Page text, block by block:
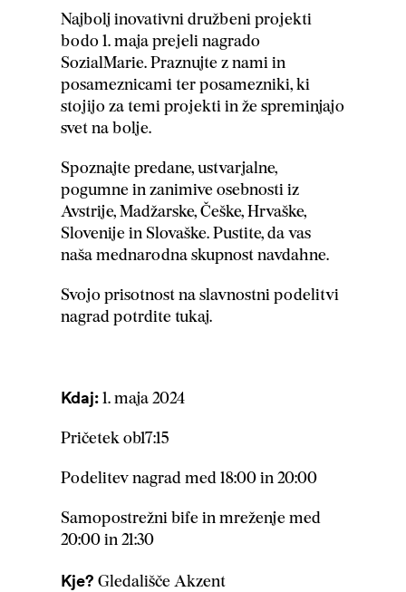
Najbolj inovativni družbeni projekti
bodo 1. maja prejeli nagrado
SozialMarie. Praznujte z nami in
posameznicami ter posamezniki, ki
stojijo za temi projekti in že spreminjajo
svet na bolje.
Spoznajte predane, ustvarjalne,
pogumne in zanimive osebnosti iz
Avstrije, Madžarske, Češke, Hrvaške,
Slovenije in Slovaške. Pustite, da vas
naša mednarodna skupnost navdahne.
Svojo prisotnost na slavnostni podelitvi
nagrad potrdite tukaj.
Kdaj: 1. maja 2024
Pričetek ob17:15
Podelitev nagrad med 18:00 in 20:00
Samopostrežni bife in mreženje med
20:00 in 21:30
Kje? Gledališče Akzent